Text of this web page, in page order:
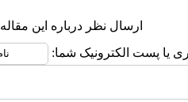
ارسال نظر درباره این مقاله
یا پست الکترونیک شما: